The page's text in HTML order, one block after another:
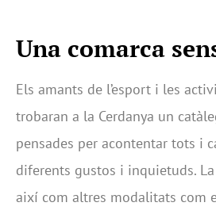
Una comarca
Els amants de l’esport i les
trobaran a la Cerdanya un
pensades per acontentar tots i
diferents gustos i inquietuds.
així com altres modalitats com